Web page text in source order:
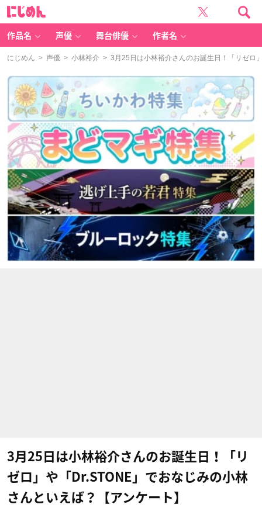
作品名 声優 舞台俳優 作者名
にじめん > 声優 > 小林裕介 > 3月25日は小林裕介さんのお誕生日！「リゼロ
3月25日は小林裕介さんのお誕生日！「リ
ゼロ」や「Dr.STONE」でおなじみの小林
さんといえば？【アンケート】